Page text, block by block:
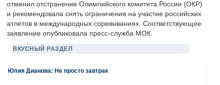
отменил отстранение Олимпийского комитета России (ОКР)
и рекомендовала снять ограничения на участие российских
атлетов в международных соревнваниях. Соответствующее
заявление опубликовала пресс-служба МОК.
ВКУСНЫЙ РАЗДЕЛ
Юлия Дианова: Не просто завтрак